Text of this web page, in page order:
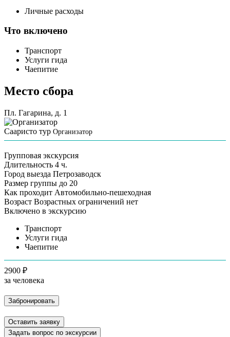
Личные расходы
Что включено
Транспорт
Услуги гида
Чаепитие
Место сбора
Пл. Гагарина, д. 1
Сааристо тур Организатор
Групповая экскурсия
Длительность 4 ч.
Город выезда Петрозаводск
Размер группы до 20
Как проходит Автомобильно-пешеходная
Возраст Возрастных ограничений нет
Включено в экскурсию
Транспорт
Услуги гида
Чаепитие
2900 ₽
за человека
Забронировать
Оставить заявку
Задать вопрос по экскурсии